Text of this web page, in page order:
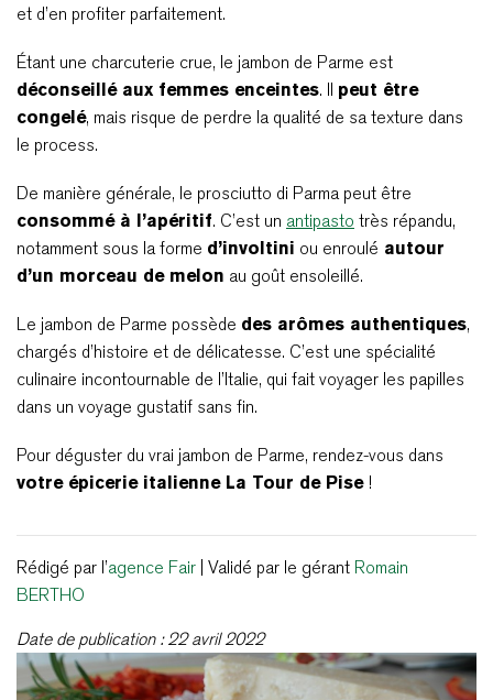
et d’en profiter parfaitement.
Étant une charcuterie crue, le jambon de Parme est
déconseillé aux femmes enceintes. Il peut être
congelé, mais risque de perdre la qualité de sa texture dans
le process.
De manière générale, le prosciutto di Parma peut être
consommé à l’apéritif. C’est un antipasto très répandu,
notamment sous la forme d’involtini ou enroulé autour
d’un morceau de melon au goût ensoleillé.
Le jambon de Parme possède des arômes authentiques,
chargés d’histoire et de délicatesse. C’est une spécialité
culinaire incontournable de l’Italie, qui fait voyager les papilles
dans un voyage gustatif sans fin.
Pour déguster du vrai jambon de Parme, rendez-vous dans
votre épicerie italienne La Tour de Pise!
Rédigé par l’agence Fair | Validé par le gérant Romain
BERTHO
Date de publication : 22 avril 2022